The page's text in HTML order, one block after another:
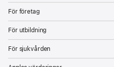
För företag
För utbildning
För sjukvården